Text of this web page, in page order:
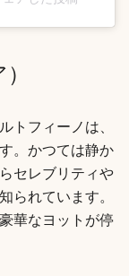
フィーノは、
。かつては静か
セレブリティや
れています。
華なヨットが停